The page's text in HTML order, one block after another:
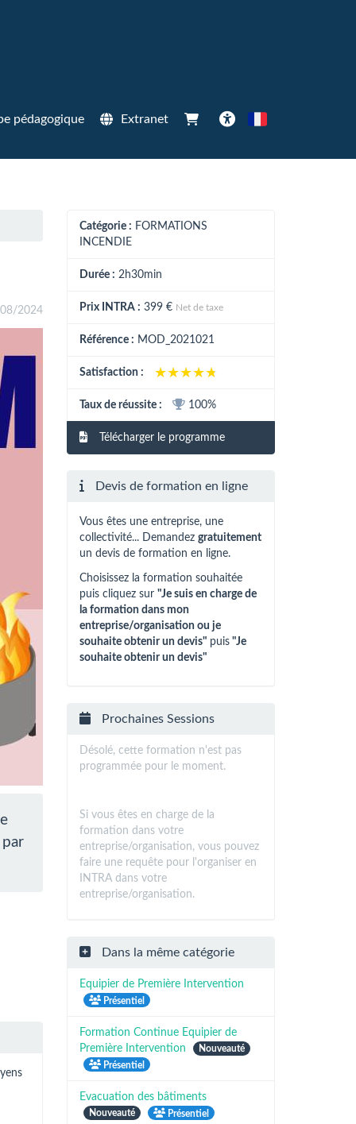
pédagogique
Extranet
Français
2024
Catégorie : FORMATIONS
INCENDIE
Durée : 2h30min
Prix INTRA : 399 € Net de taxe
Référence : MOD_2021021
Satisfaction : ★★★★★
★★★★★
Taux de réussite : 100%
Télécharger le programme
Devis de formation en ligne
Vous êtes une entreprise, une
collectivité... Demandez gratuitement
un devis de formation en ligne.
Choisissez la formation souhaitée
puis cliquez sur "Je suis en charge de
la formation dans mon
entreprise/organisation ou je
souhaite obtenir un devis" puis"Je
souhaite obtenir un devis"
Prochaines Sessions
Désolé, cette formation n'est pas
programmée pour le moment.
Si vous êtes en charge de la
formation dans votre
entreprise/organisation, vous pouvez
faire une requête pour l'organiser en
INTRA dans votre
entreprise/organisation.
Dans la même catégorie
Equipier de Première Intervention
Présentiel
Formation Continue Equipier de
Première Intervention
Nouveauté
Présentiel
Evacuation des bâtiments
Nouveauté Présentiel